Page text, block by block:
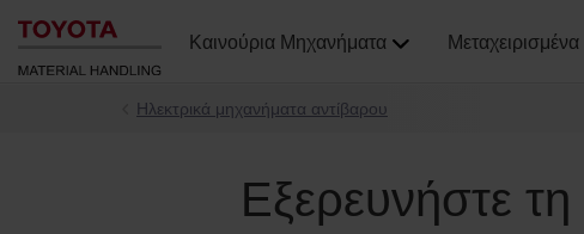
Καινούρια Μηχανήματα Μεταχειρισμένα
Ηλεκτρικά μηχανήματα αντίβαρου
Εξερευνήστε